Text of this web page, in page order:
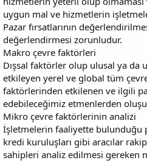
uygun mal ve hizmetlerin
Pazar fırsatlarının
değerlendirmesi zorunludur.
Makro çevre faktörleri
Dışsal faktörler olup ulusal ya da
etkileyen yerel ve global tüm
faktörlerinden etkilenen ve ilgili
edebileceğimiz etmenlerden
Mikro çevre faktörlerinin analizi
İşletmelerin faaliyette bulunduğu
kredi kuruluşları gibi aracılar
sahipleri analiz edilmesi